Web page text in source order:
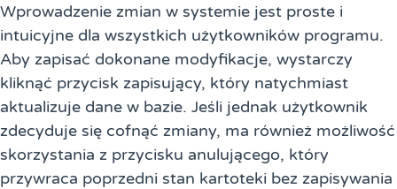
Wprowadzenie zmian w systemie jest proste i
intuicyjne dla wszystkich użytkowników programu.
Aby zapisać dokonane modyfikacje, wystarczy
kliknąć przycisk zapisujący, który natychmiast
aktualizuje dane w bazie. Jeśli jednak użytkownik
zdecyduje się cofnąć zmiany, ma również możliwość
skorzystania z przycisku anulującego, który
przywraca poprzedni stan kartoteki bez zapisywania